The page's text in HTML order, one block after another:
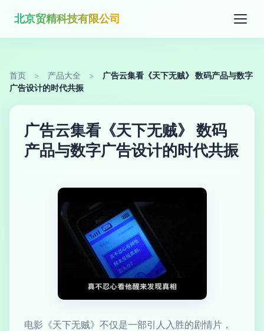
北京贸精科技有限公司
首页 > 产品大全 >
广告云集看《天下无贼》 数码产品与数字
广告设计的时代共振
广告云集看《天下无贼》 数码
产品与数字广告设计的时代共振
电影《天下无贼》不仅是一部引人入胜的剧情片，